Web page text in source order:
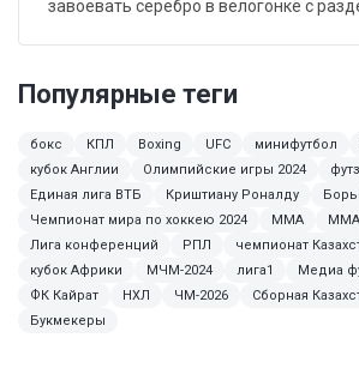
завоевать серебро в велогонке с
Популярные теги
бокс КПЛ Boxing UFC минифутбол
кубок Англии
Олимпийские игры 2024
Единая лига ВТБ
Криштиану Роналду
Чемпионат мира по хоккею 2024
ММА
MMA
Лига конференций
РПЛ
чемпионат
кубок Африки
МЧМ-2024 лига1 Медиа
ФК Кайрат
НХЛ ЧМ-2026
Сборная
Букмекеры